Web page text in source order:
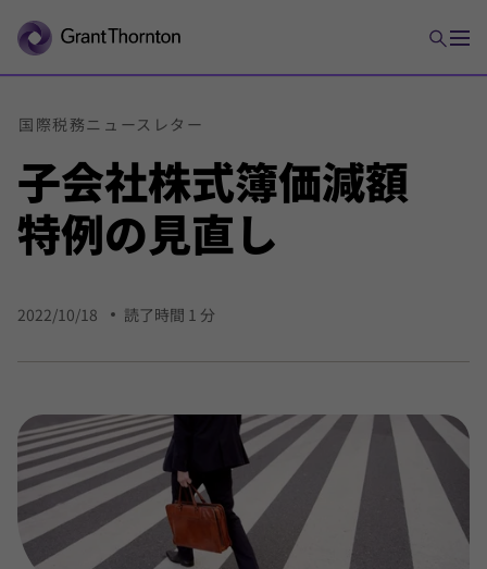
子会社株式簿価減額
特例の見直し
国際税務ニュース レター
2022/10/18 読了時間 1 分